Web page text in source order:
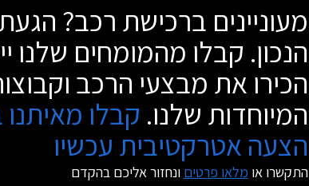
מעוניינים ברכישת רכב?
הנכון. קבלו מהמומחים שלנו
הכירו את מבצעי הרכב
המיוחדות שלנו. קבלו מאיתנו
הצעה אטרקטיבית עכשיו
התקשרו או מלאו פרטים ונחזור אליכם בהקדם